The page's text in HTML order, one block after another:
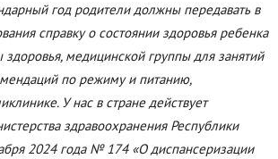
год родители должны передавать в
справку о состоянии здоровья ребенка
здоровья, медицинской группы для занятий
по режиму и питанию,
У нас в стране действует
здравоохранения Республики
2024 года № 174 «О диспансеризации